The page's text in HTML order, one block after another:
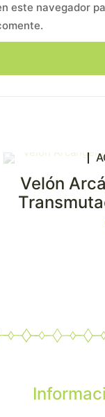
este navegador
Velón